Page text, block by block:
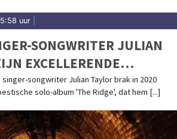
uur
SONGWRITER JULIAN
EXCELLERENDE
NAAR TIVOLI
19 FEBRUARI
singer-songwriter Julian Taylor brak in 2020
solo-album 'The Ridge', dat hem [...]